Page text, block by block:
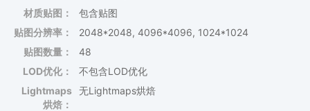
材质贴图：
包含贴图
贴图分辨率：
2048*2048, 4096*4096, 1024*1024
贴图数量：
48
LOD优化：
不包含LOD优化
Lightmaps
烘焙：
无Lightmaps烘焙